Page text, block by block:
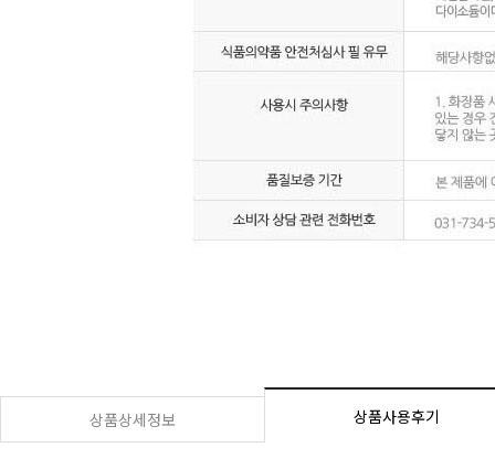
상품상세정보 상품사용후기